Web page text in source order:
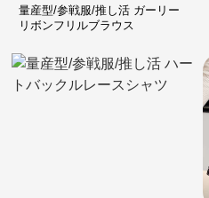
量産型/参戦服/推し活 ガーリー
リボンフリルブラウス